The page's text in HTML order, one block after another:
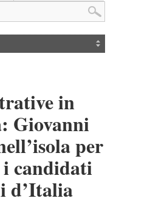
in
Giovanni
per
i candidati
d’Italia